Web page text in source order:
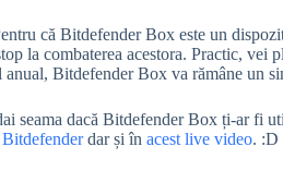
că Bitdefender Box este un
la combaterea acestora. Practic,
Bitdefender Box va rămâne un
seama dacă Bitdefender Box ți-ar fi
dar și în acest live video. :D